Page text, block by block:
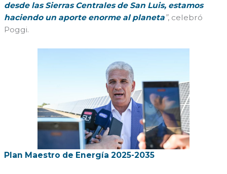
desde las Sierras Centrales de San Luis, estamos
haciendo un aporte enorme al planeta”, celebró
Poggi.
Plan Maestro de Energía 2025-2035